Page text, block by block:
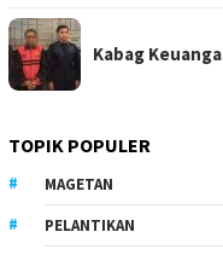
Kabag
TOPIK POPULER
MAGETAN
PELANTIKAN